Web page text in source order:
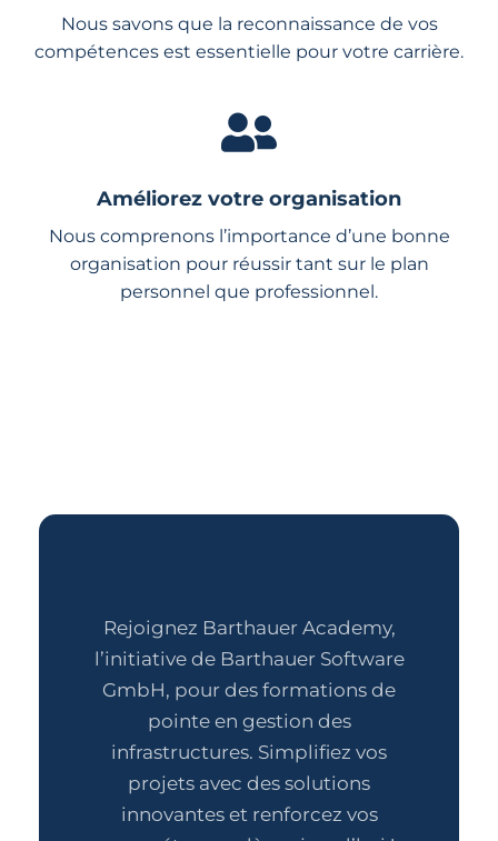
Nous savons que la reconnaissance de vos
compétences est essentielle pour votre carrière.
Améliorez votre organisation
Nous comprenons l’importance d’une bonne
organisation pour réussir tant sur le plan
personnel que professionnel.
Rejoignez Barthauer Academy,
l’initiative de Barthauer Software
GmbH, pour des formations de
pointe en gestion des
infrastructures. Simplifiez vos
projets avec des solutions
innovantes et renforcez vos